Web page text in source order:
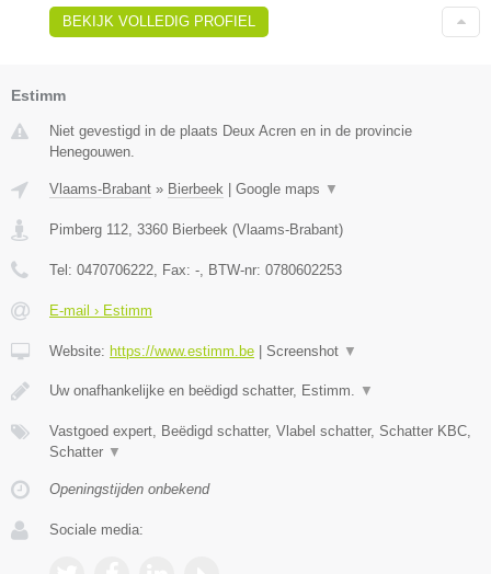
BEKIJK VOLLEDIG PROFIEL
Estimm
Niet gevestigd in de plaats Deux Acren en in de provincie
Henegouwen.
Vlaams-Brabant » Bierbeek Google maps ▼
Pimberg 112 3360 Bierbeek (Vlaams-Brabant)
Tel: 0470706222 , Fax: - , BTW-nr: 0780602253
E-mail › Estimm
Website: https://www.estimm.be Screenshot ▼
Uw onafhankelijke en beëdigd schatter, Estimm. ▼
Vastgoed expert, Beëdigd schatter, Vlabel schatter, Schatter KBC,
Schatter ▼
Openingstijden onbekend
Sociale media: